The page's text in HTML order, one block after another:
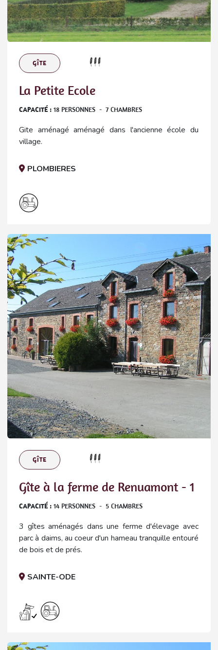
GÎTE
La Petite Ecole
CAPACITÉ : 18 PERSONNES - 7 CHAMBRES
Gite aménagé aménagé dans l'ancienne école du
village.
PLOMBIERES
GÎTE
Gîte à la ferme de Renuamont - 1
CAPACITÉ : 14 PERSONNES - 5 CHAMBRES
3 gîtes aménagés dans une ferme d'élevage avec
parc à daims, au coeur d'un hameau tranquille entouré
de bois et de prés.
SAINTE-ODE